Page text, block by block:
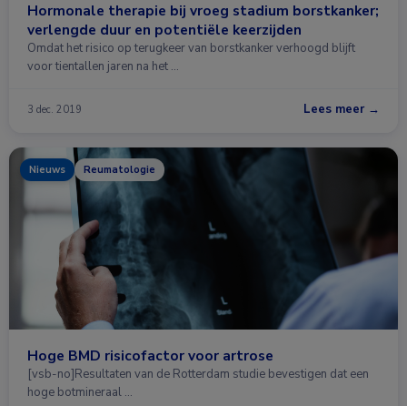
Hormonale therapie bij vroeg stadium borstkanker;
verlengde duur en potentiële keerzijden
Omdat het risico op terugkeer van borstkanker verhoogd blijft
voor tientallen jaren na het …
3 dec. 2019 Lees meer →
Nieuws Reumatologie
Hoge BMD risicofactor voor artrose
[vsb-no]Resultaten van de Rotterdam studie bevestigen dat een
hoge botmineraal …